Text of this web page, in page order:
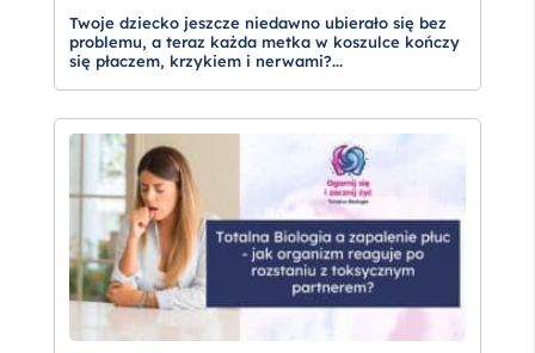
Twoje dziecko jeszcze niedawno ubierało się bez
problemu, a teraz każda metka w koszulce kończy
się płaczem, krzykiem i nerwami?...